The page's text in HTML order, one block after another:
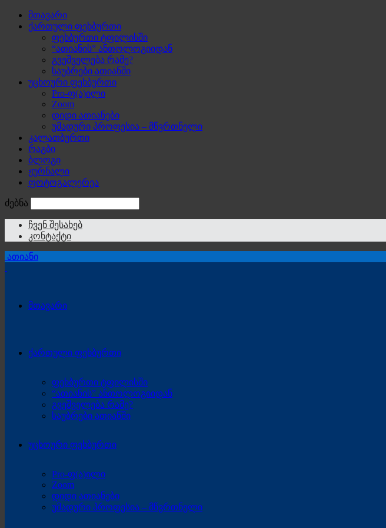
მთავარი
ქართული ფეხბურთი
ფეხბურთი ტფილისში
“ათიანის” ანთოლოგიიდან
გვეშველება რამე?
საუბრები ათიანში
უცხოური ფეხბურთი
Pro-ფ(ა)ილი
Zoom
დიდი ათიანები
უმადური პროფესია – მწვრთნელი
კალათბურთი
რაგბი
ბლოგი
ჟურნალი
ფოტოგალერეა
ძებნა
ჩვენ შესახებ
კონტაქტი
ათიანი
მთავარი
ქართული ფეხბურთი
ფეხბურთი ტფილისში
“ათიანის” ანთოლოგიიდან
გვეშველება რამე?
საუბრები ათიანში
უცხოური ფეხბურთი
Pro-ფ(ა)ილი
Zoom
დიდი ათიანები
უმადური პროფესია – მწვრთნელი